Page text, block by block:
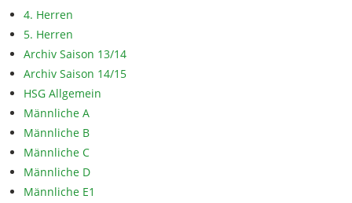
4. Herren
5. Herren
Archiv Saison 13/14
Archiv Saison 14/15
HSG Allgemein
Männliche A
Männliche B
Männliche C
Männliche D
Männliche E1